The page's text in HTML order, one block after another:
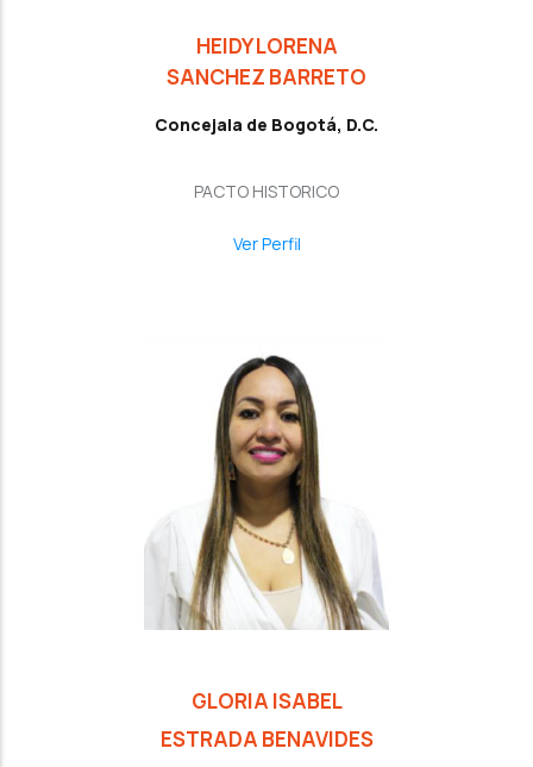
HEIDY LORENA
SANCHEZ BARRETO
Concejala de Bogotá, D.C.
PACTO HISTORICO
Ver Perfil
GLORIA ISABEL
ESTRADA BENAVIDES